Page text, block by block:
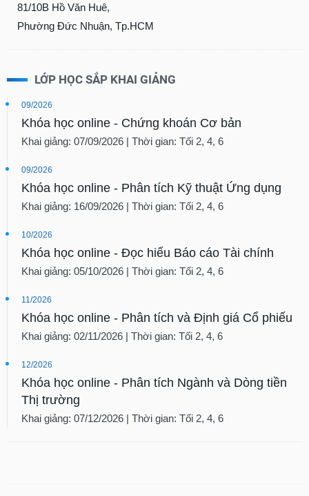
81/10B Hồ Văn Huê,
Phường Đức Nhuận, Tp.HCM
LỚP HỌC SẮP KHAI GIẢNG
09/2026
Khóa học online - Chứng khoán Cơ bản
Khai giảng: 07/09/2026 | Thời gian: Tối 2, 4, 6
09/2026
Khóa học online - Phân tích Kỹ thuật Ứng dụng
Khai giảng: 16/09/2026 | Thời gian: Tối 2, 4, 6
10/2026
Khóa học online - Đọc hiểu Báo cáo Tài chính
Khai giảng: 05/10/2026 | Thời gian: Tối 2, 4, 6
11/2026
Khóa học online - Phân tích và Định giá Cổ phiếu
Khai giảng: 02/11/2026 | Thời gian: Tối 2, 4, 6
12/2026
Khóa học online - Phân tích Ngành và Dòng tiền
Thị trường
Khai giảng: 07/12/2026 | Thời gian: Tối 2, 4, 6